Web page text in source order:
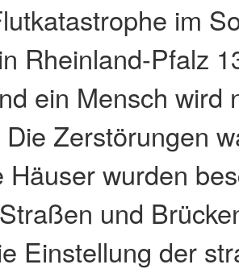
im
Rheinland-Pfalz
ein Mensch wird
Zerstörungen
Häuser wurden
und
Einstellung der